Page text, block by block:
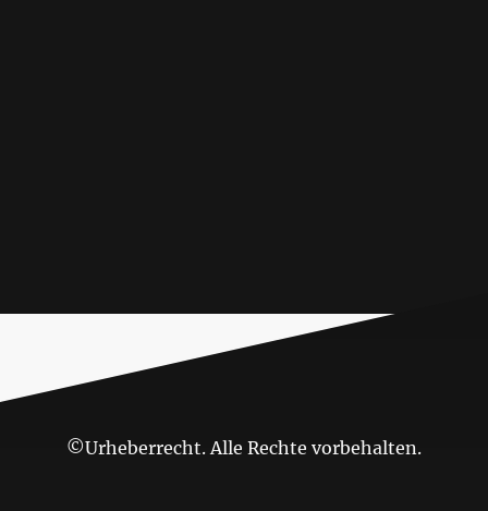
©Urheberrecht. Alle Rechte vorbehalten.